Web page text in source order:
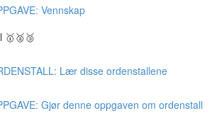
Vennskap
🥇🥈🥉
Lær disse ordenstallene
Gjør denne oppgaven om ordenstall